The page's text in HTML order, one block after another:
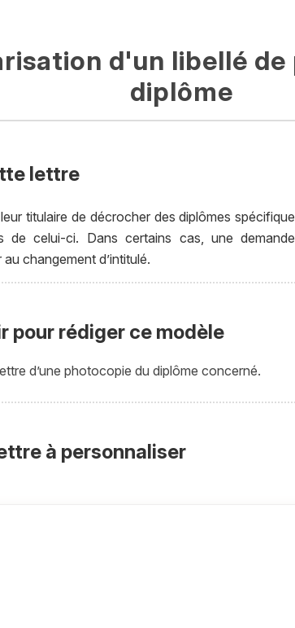
d'un libellé
diplôme
lettre
titulaire de décrocher des diplômes
de celui-ci. Dans certains cas, une
changement d’intitulé.
pour rédiger ce modèle
d’une photocopie du diplôme concerné.
à personnaliser